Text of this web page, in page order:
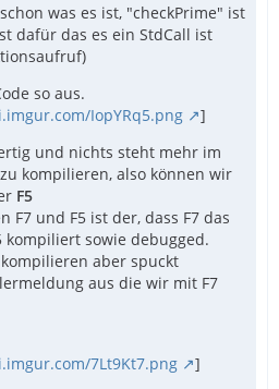
was es ist, "checkPrime" ist
dafür das es ein StdCall ist
so aus.
IopYRq5.png
]
und nichts steht mehr im
kompilieren, also können wir
F5
F7 und F5 ist der, dass F7 das
sowie debugged.
aber spuckt
aus die wir mit F7
7Lt9Kt7.png
]